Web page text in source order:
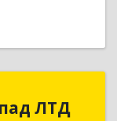
ЛТД